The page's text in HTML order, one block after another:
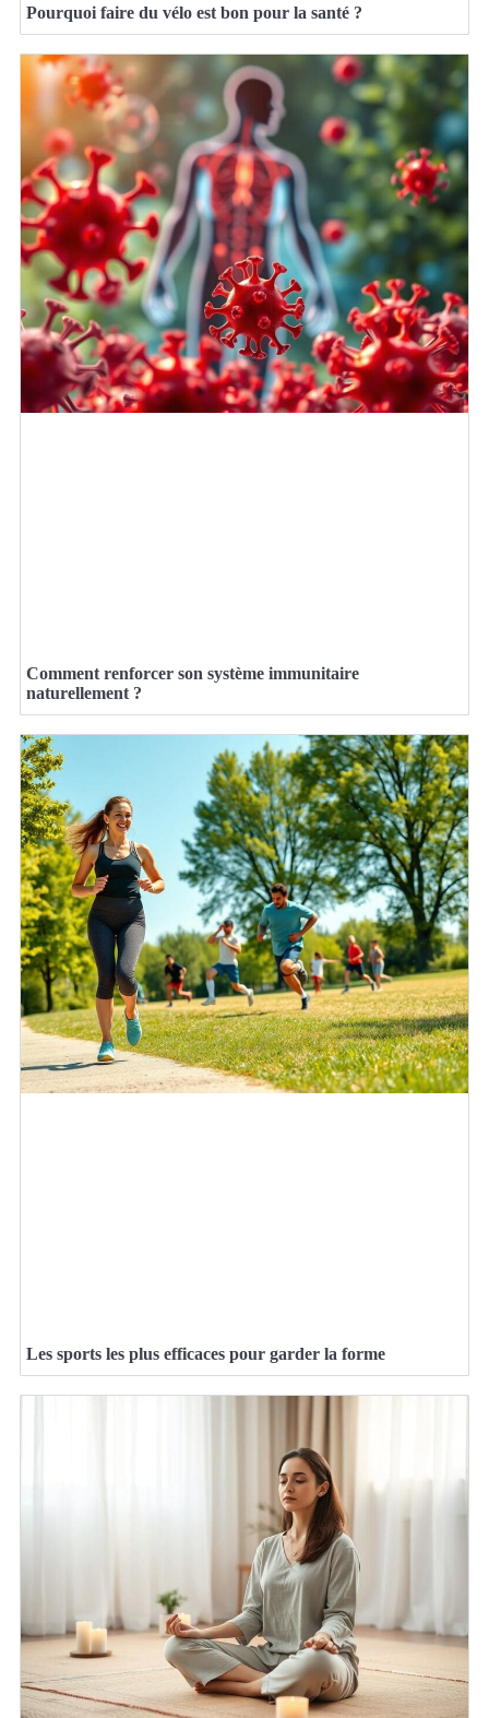
Pourquoi faire du vélo est bon pour la santé ?
Comment renforcer son système immunitaire
naturellement ?
Les sports les plus efficaces pour garder la forme